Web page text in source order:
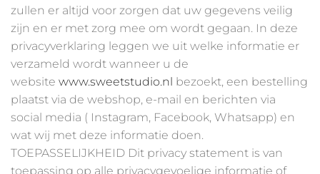
zullen er altijd voor zorgen dat uw gegevens veilig
zijn en er met zorg mee om wordt gegaan. In deze
privacyverklaring leggen we uit welke informatie er
verzameld wordt wanneer u de
website www.sweetstudio.nl bezoekt, een bestelling
plaatst via de webshop, e-mail en berichten via
social media ( Instagram, Facebook, Whatsapp) en
wat wij met deze informatie doen.
TOEPASSELIJKHEID Dit privacy statement is van
toepassing op alle privacygevoelige informatie of